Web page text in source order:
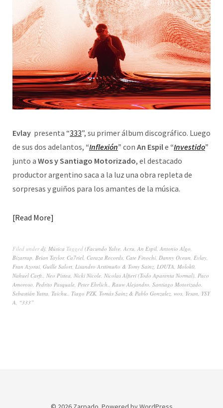
Evlay presenta “333”, su primer álbum discográfico. Luego
de sus dos adelantos, “Inflexión” con An Espile “Investido”
junto a Wos y Santiago Motorizado, el destacado
productor argentino saca a la luz una obra repleta de
sorpresas y guiños para los amantes de la música.
Read More
Filed underdj, Música Tagged (Facundo Yalve, Acru, An Espil, Antonio Algo,
Bizarrap, Brian Taylor, Ca7riel, Caraza Records, Cate Finochi, Danny Ocean, Evlay,
Fran Azorai, Guille Salort, Lisandro Arstimuño & Tomy Sainz, LOUTA, Molok0,
Nahuel Carfi., Neo Pistea, Nicki Nicole, Nicolas Alfieri (Todo Aparenta Normal), Paco
Amoroso, Pedrito Pasquale, Peter Ehrlich., Rauw Alejandro, Santiago Motorizado,
Sebastián Yatra, Taichu., Tiago PZK, Tomás Sainz & Pablo Gonzalez, wos, Yesan, YSY
A, “333”